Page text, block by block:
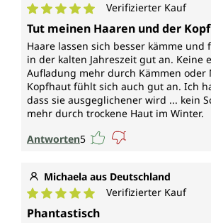
Durchschnittliche Bewertung von
Verifizierter Kauf
Tut meinen Haaren und der
Haare lassen sich besser kämme und
in der kalten Jahreszeit gut an. Keine
Aufladung mehr durch Kämmen oder
Kopfhaut fühlt sich auch gut an. Ich
dass sie ausgeglichener wird ... kein
mehr durch trockene Haut im Winter.
Antworten5
Michaela aus Deutschland
Durchschnittliche Bewertung von
Verifizierter Kauf
Phantastisch